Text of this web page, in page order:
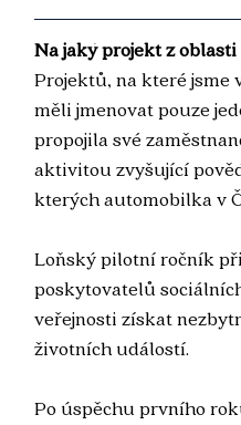
Na jaký projekt z
Projektů, na které jsme
měli jmenovat pouze
propojila své
aktivitou zvyšující
kterých automobilka v
Loňský pilotní ročník
poskytovatelů
veřejnosti získat
životních událostí.
Po úspěchu prvního